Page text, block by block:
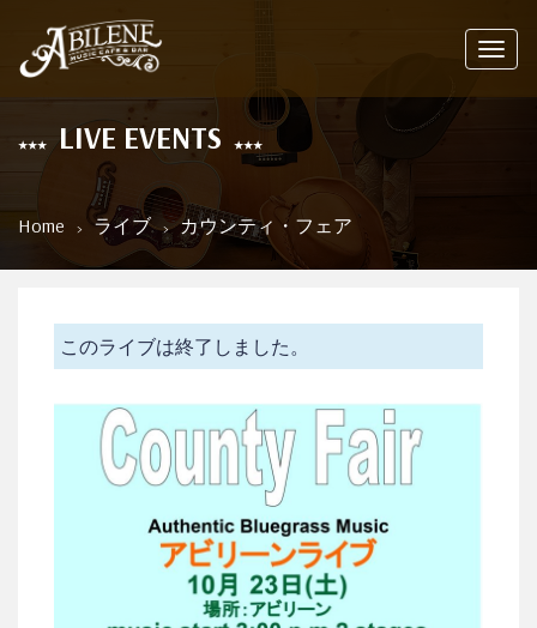
LIVE EVENTS
Home ライブ カウンティ・フェア
このライブは終了しました。